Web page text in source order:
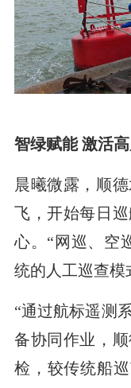
智绿赋能 激活
晨曦微露，顺
飞，开始每日
心。“网巡、空
统的人工巡查模
“通过航标遥测
备协同作业，
检，较传统船